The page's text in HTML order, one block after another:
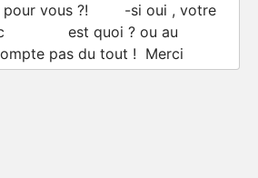
pour vous ?! -si oui , votre
c est quoi ? ou au
pas du tout ! Merci